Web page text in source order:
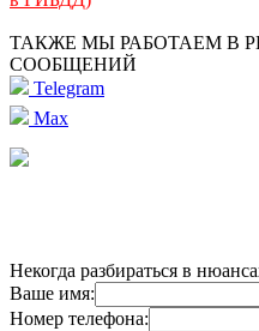
ТАКЖЕ МЫ РАБОТАЕМ В
СООБЩЕНИЙ
Telegram
Max
Некогда разбираться в
Ваше имя:
Номер телефона: